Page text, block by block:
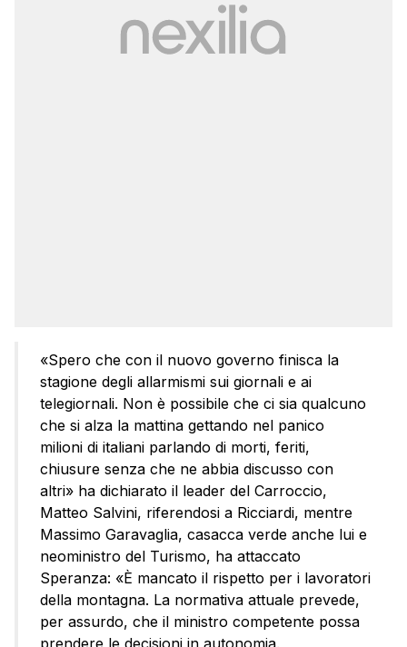
«Spero che con il nuovo governo finisca la
stagione degli allarmismi sui giornali e ai
telegiornali. Non è possibile che ci sia qualcuno
che si alza la mattina gettando nel panico
milioni di italiani parlando di morti, feriti,
chiusure senza che ne abbia discusso con
altri» ha dichiarato il leader del Carroccio,
Matteo Salvini, riferendosi a Ricciardi, mentre
Massimo Garavaglia, casacca verde anche lui e
neoministro del Turismo, ha attaccato
Speranza: «È mancato il rispetto per i lavoratori
della montagna. La normativa attuale prevede,
per assurdo, che il ministro competente possa
prendere le decisioni in autonomia.